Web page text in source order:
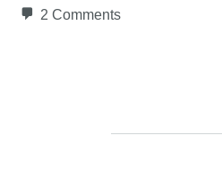
2 Comments